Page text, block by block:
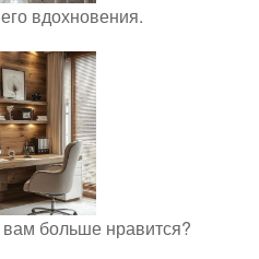
вдохновения.
больше нравится?